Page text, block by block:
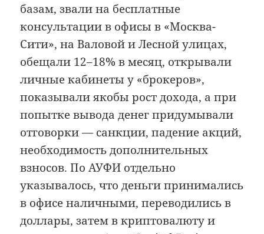
базам, звали на бесплатные
консультации в офисы в «Москва-
Сити», на Валовой и Лесной улицах,
обещали 12–18% в месяц, открывали
личные кабинеты у «брокеров»,
показывали якобы рост дохода, а при
попытке вывода денег придумывали
отговорки — санкции, падение акций,
необходимость дополнительных
взносов. По АУФИ отдельно
указывалось, что деньги принимались
в офисе наличными, переводились в
доллары, затем в криптовалюту и